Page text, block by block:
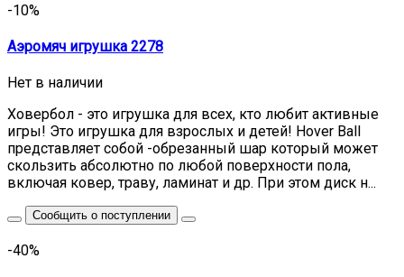
-10%
Аэромяч игрушка 2278
Нет в наличии
Ховербол - это игрушка для всех, кто любит активные
игры! Это игрушка для взрослых и детей! Hover Ball
представляет собой -обрезанный шар который может
скользить абсолютно по любой поверхности пола,
включая ковер, траву, ламинат и др. При этом диск н...
Сообщить о поступлении
-40%